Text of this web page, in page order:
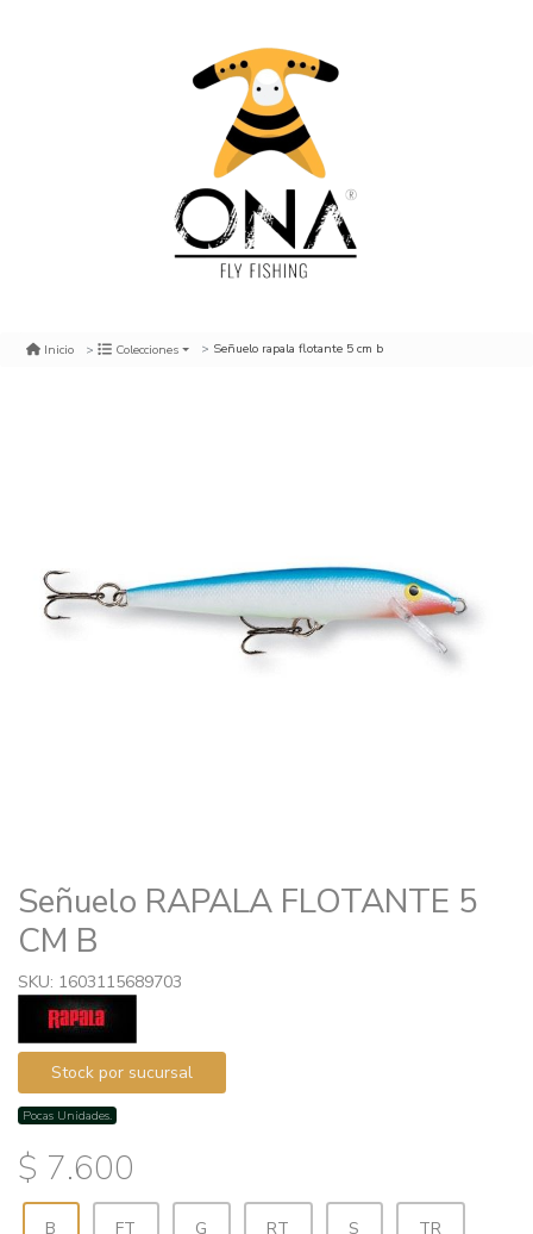
Inicio Colecciones Señuelo rapala flotante 5 cm b
Señuelo RAPALA FLOTANTE 5
CM B
SKU: 1603115689703
Stock por sucursal
Pocas Unidades.
$ 7.600
B FT G RT S TR